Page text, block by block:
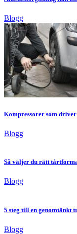
Blogg
Kompressorer som
Blogg
Så väljer du rätt
Blogg
5 steg till en genomtänkt
Blogg